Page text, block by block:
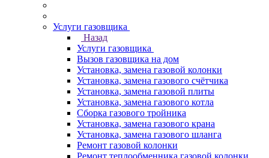
Услуги газовщика
Назад
Услуги газовщика
Вызов газовщика на дом
Установка, замена газовой колонки
Установка, замена газового счётчика
Установка, замена газовой плиты
Установка, замена газового котла
Сборка газового тройника
Установка, замена газового крана
Установка, замена газового шланга
Ремонт газовой колонки
Ремонт теплообменника газовой колонки